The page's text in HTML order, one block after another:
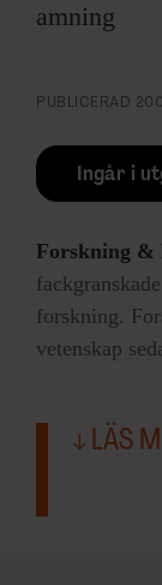
amning
PUBLICERAD
Ingår i
Forskning &
forskning.
vetenskap
LÄS